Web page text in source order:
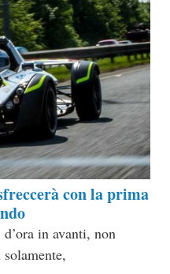
con la prima
in avanti, non